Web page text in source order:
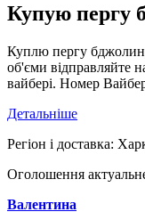
Купую пергу
Куплю пергу
об'єми відправляйте
вайбері. Номер
Детальніше
Регіон і доставка:
Оголошення
Валентина